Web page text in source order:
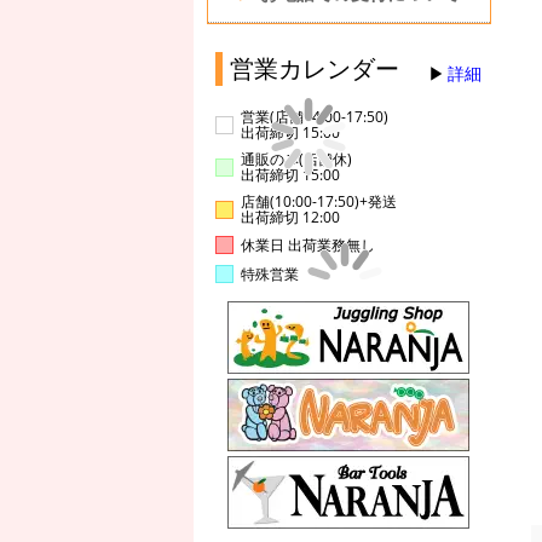
営業カレンダー 詳細
営業(店舗14:00-17:50)
出荷締切 15:00
通販のみ(店舗休)
出荷締切 15:00
店舗(10:00-17:50)+発送
出荷締切 12:00
休業日 出荷業務無し
特殊営業